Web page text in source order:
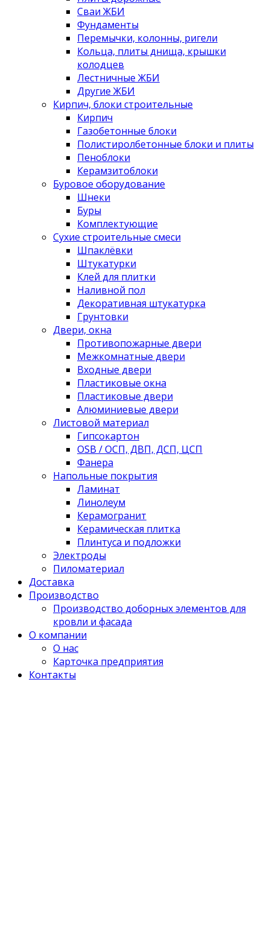
Сваи ЖБИ
Фундаменты
Перемычки, колонны, ригели
Кольца, плиты днища, крышки
колодцев
Лестничные ЖБИ
Другие ЖБИ
Кирпич, блоки строительные
Кирпич
Газобетонные блоки
Полистиролбетонные блоки и плиты
Пеноблоки
Керамзитоблоки
Буровое оборудование
Шнеки
Буры
Комплектующие
Сухие строительные смеси
Шпаклёвки
Штукатурки
Клей для плитки
Наливной пол
Декоративная штукатурка
Грунтовки
Двери, окна
Противопожарные двери
Межкомнатные двери
Входные двери
Пластиковые окна
Пластиковые двери
Алюминиевые двери
Листовой материал
Гипсокартон
OSB / ОСП, ДВП, ДСП, ЦСП
Фанера
Напольные покрытия
Ламинат
Линолеум
Керамогранит
Керамическая плитка
Плинтуса и подложки
Электроды
Пиломатериал
Доставка
Производство
Производство доборных элементов для
кровли и фасада
О компании
О нас
Карточка предприятия
Контакты